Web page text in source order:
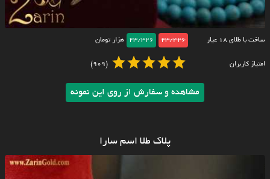
ساخت با طلای ۱۸ عیار 23/426
23/326 هزار تومان
امتیاز کاربران (909)
مشاهده و سفارش از روی این نمونه
پلاک طلا اسم سارا